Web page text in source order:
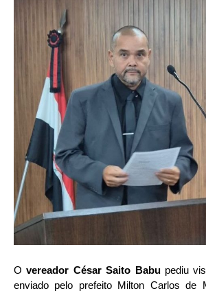
Overeador César Saito Babupediu
enviado pelo prefeito Milton Carlos de